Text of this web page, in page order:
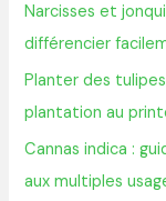
e
r
:
Narcisses et
différencier
Planter des
plantation au
Cannas indica :
aux multiples